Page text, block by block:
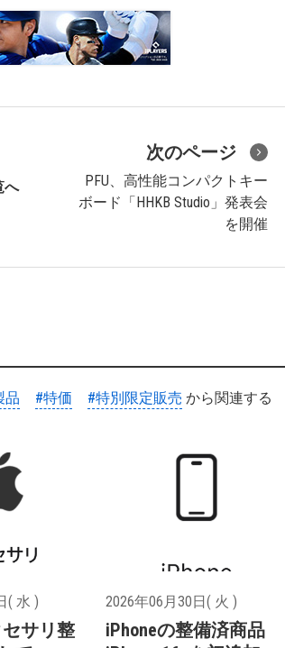
へ
次のページ
PFU、高性能コンパクトキー
ボード「HHKB Studio」発表会
を開催
品 #特価 #特別限定販売 から関連する
( 水 )
サリ整
2026年06月30日( 火 )
iPhoneの整備済商品